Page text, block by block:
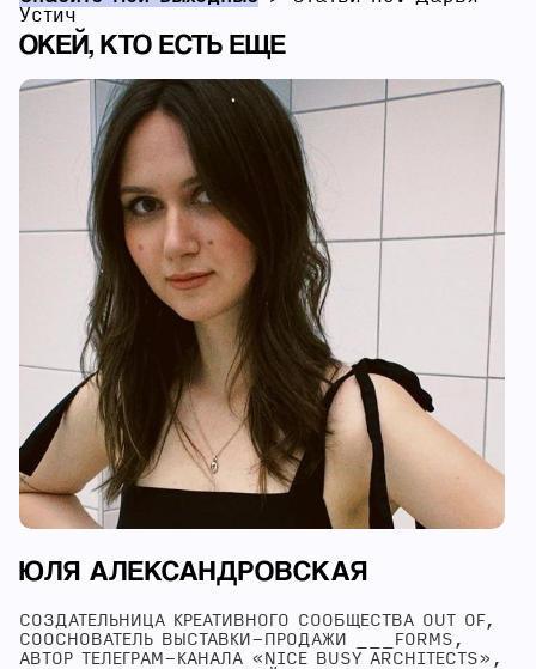
Устич
ОКЕЙ, КТО ЕСТЬ ЕЩЕ
ЮЛЯ АЛЕКСАНДРОВСКАЯ
СОЗДАТЕЛЬНИЦА КРЕАТИВНОГО СООБЩЕСТВА OUT OF,
СООСНОВАТЕЛЬ ВЫСТАВКИ-ПРОДАЖИ ___FORMS,
АВТОР ТЕЛЕГРАМ-КАНАЛА «NICE BUSY ARCHITECTS»,